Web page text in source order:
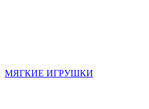
МЯГКИЕ ИГРУШКИ